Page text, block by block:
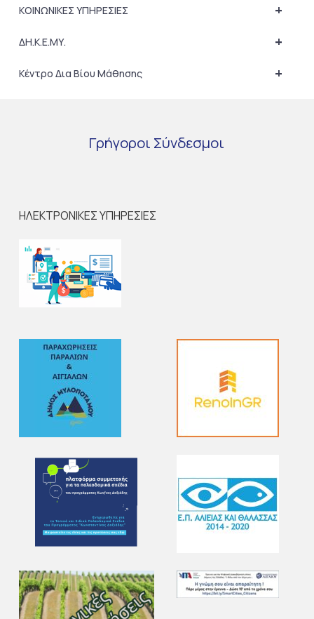
+
ΚΟΙΝΩΝΙΚΕΣ ΥΠΗΡΕΣΙΕΣ
+
ΔΗ.Κ.Ε.ΜΥ.
+
Κέντρο Δια Βίου Μάθησης
Γρήγοροι Σύνδεσμοι
ΗΛΕΚΤΡΟΝΙΚΕΣ ΥΠΗΡΕΣΙΕΣ